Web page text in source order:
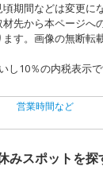
期間などは変更に
先から本ページへ
す。画像の無断転
10％の内税表示で
営業時間など
みスポットを探